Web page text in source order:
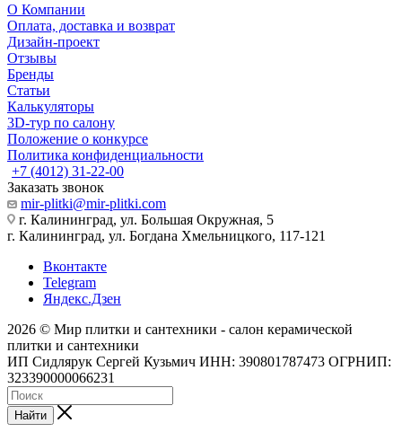
О Компании
Оплата, доставка и возврат
Дизайн-проект
Отзывы
Бренды
Статьи
Калькуляторы
3D-тур по салону
Положение о конкурсе
Политика конфиденциальности
+7 (4012) 31-22-00
Заказать звонок
mir-plitki@mir-plitki.com
г. Калининград, ул. Большая Окружная, 5
г. Калининград, ул. Богдана Хмельницкого, 117-121
Вконтакте
Telegram
Яндекс.Дзен
2026 © Мир плитки и сантехники - салон керамической
плитки и сантехники
ИП Сидлярук Сергей Кузьмич ИНН: 390801787473 ОГРНИП:
323390000066231
Найти